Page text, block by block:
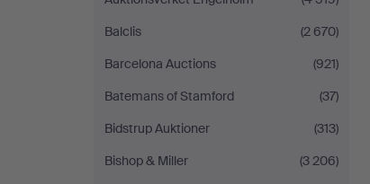
Balclis
(2 670)
Barcelona Auctions
(921)
Batemans of Stamford
(37)
Bidstrup Auktioner
(313)
Bishop & Miller
(3 206)